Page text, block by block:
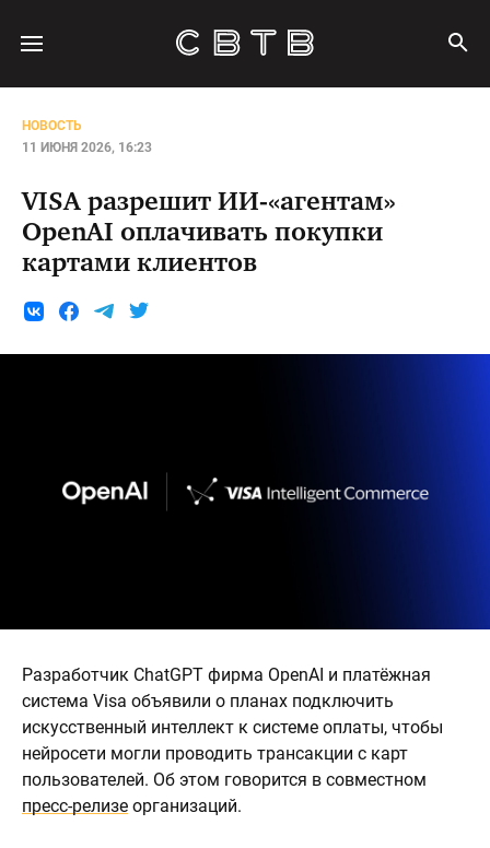
НОВОСТЬ
11 ИЮНЯ 2026, 16:23
VISA разрешит ИИ-«агентам»
OpenAI оплачивать покупки
картами клиентов
Разработчик ChatGPT фирма OpenAI и платёжная
система Visa объявили о планах подключить
искусственный интеллект к системе оплаты, чтобы
нейросети могли проводить трансакции с карт
пользователей. Об этом говорится в совместном
пресс-релизе организаций.